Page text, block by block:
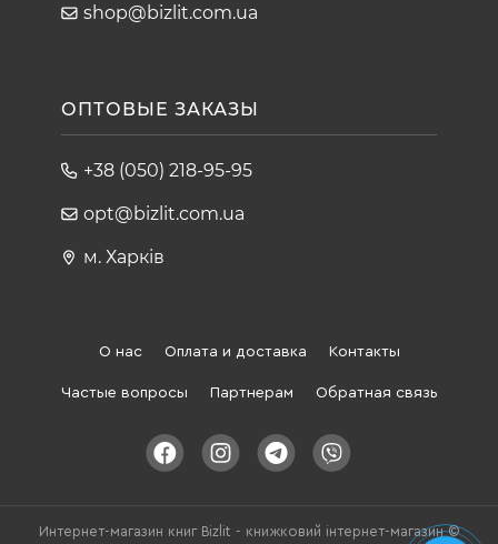
shop@bizlit.com.ua
ОПТОВЫЕ ЗАКАЗЫ
+38 (050) 218-95-95
opt@bizlit.com.ua
м. Харків
О нас Оплата и доставка Контакты
Частые вопросы Партнерам Обратная связь
Интернет-магазин книг Bizlit - книжковий інтернет-магазин ©